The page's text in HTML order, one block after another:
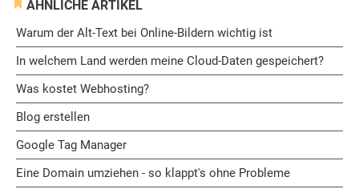
ÄHNLICHE ARTIKEL
Warum der Alt-Text bei Online-Bildern wichtig ist
In welchem Land werden meine Cloud-Daten gespeichert?
Was kostet Webhosting?
Blog erstellen
Google Tag Manager
Eine Domain umziehen - so klappt's ohne Probleme